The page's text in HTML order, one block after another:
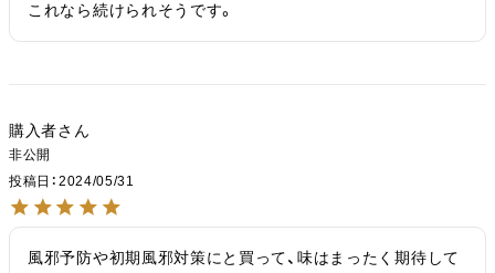
これなら続けられそうです。
購入者
非公開
投稿日
2024/05/31
風邪予防や初期風邪対策にと買って、味はまったく期待して